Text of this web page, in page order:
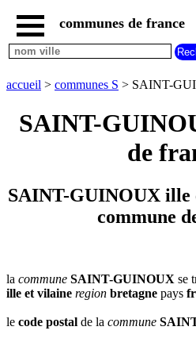
accueil
communes
regions
par
departement
H
K L M
N
O
P Q R S T
U
V
W X Y Z
communes de france
accueil > communes S > SAINT-
SAINT-
de
SAINT-GUINOUX ille
commune
la commune SAINT-GUINOUX se
ille et vilaine region bretagne pays
le code postal de la commune